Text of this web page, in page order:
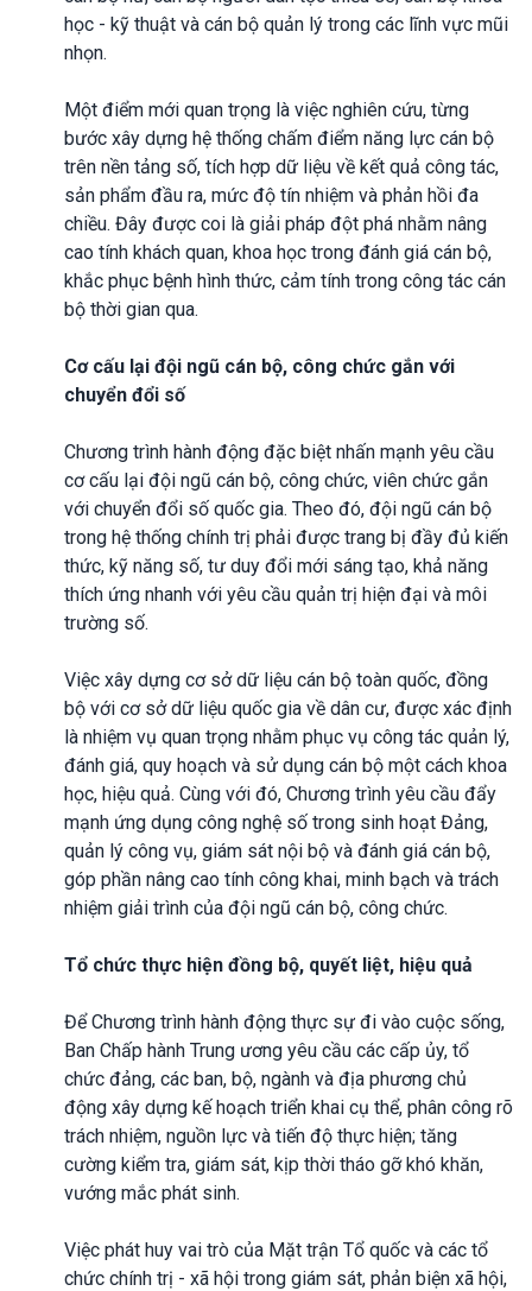
học - kỹ thuật và cán bộ quản lý trong các lĩnh vực mũi
nhọn.
Một điểm mới quan trọng là việc nghiên cứu, từng
bước xây dựng hệ thống chấm điểm năng lực cán bộ
trên nền tảng số, tích hợp dữ liệu về kết quả công tác,
sản phẩm đầu ra, mức độ tín nhiệm và phản hồi đa
chiều. Đây được coi là giải pháp đột phá nhằm nâng
cao tính khách quan, khoa học trong đánh giá cán bộ,
khắc phục bệnh hình thức, cảm tính trong công tác cán
bộ thời gian qua.
Cơ cấu lại đội ngũ cán bộ, công chức gắn với
chuyển đổi số
Chương trình hành động đặc biệt nhấn mạnh yêu cầu
cơ cấu lại đội ngũ cán bộ, công chức, viên chức gắn
với chuyển đổi số quốc gia. Theo đó, đội ngũ cán bộ
trong hệ thống chính trị phải được trang bị đầy đủ kiến
thức, kỹ năng số, tư duy đổi mới sáng tạo, khả năng
thích ứng nhanh với yêu cầu quản trị hiện đại và môi
trường số.
Việc xây dựng cơ sở dữ liệu cán bộ toàn quốc, đồng
bộ với cơ sở dữ liệu quốc gia về dân cư, được xác định
là nhiệm vụ quan trọng nhằm phục vụ công tác quản lý,
đánh giá, quy hoạch và sử dụng cán bộ một cách khoa
học, hiệu quả. Cùng với đó, Chương trình yêu cầu đẩy
mạnh ứng dụng công nghệ số trong sinh hoạt Đảng,
quản lý công vụ, giám sát nội bộ và đánh giá cán bộ,
góp phần nâng cao tính công khai, minh bạch và trách
nhiệm giải trình của đội ngũ cán bộ, công chức.
Tổ chức thực hiện đồng bộ, quyết liệt, hiệu quả
Để Chương trình hành động thực sự đi vào cuộc sống,
Ban Chấp hành Trung ương yêu cầu các cấp ủy, tổ
chức đảng, các ban, bộ, ngành và địa phương chủ
động xây dựng kế hoạch triển khai cụ thể, phân công rõ
trách nhiệm, nguồn lực và tiến độ thực hiện; tăng
cường kiểm tra, giám sát, kịp thời tháo gỡ khó khăn,
vướng mắc phát sinh.
Việc phát huy vai trò của Mặt trận Tổ quốc và các tổ
chức chính trị - xã hội trong giám sát, phản biện xã hội,